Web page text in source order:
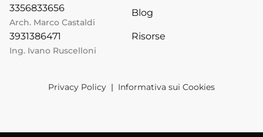
3356833656
Arch. Marco Castaldi
3931386471
Ing. Ivano Ruscelloni
Blog
Risorse
Privacy Policy | Informativa sui Cookies